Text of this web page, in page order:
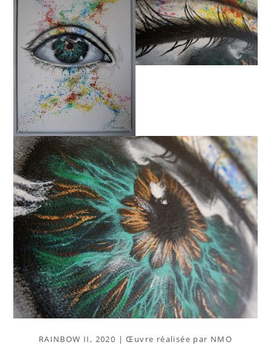
RAINBOW II, 2020 | Œuvre réalisée par NMO